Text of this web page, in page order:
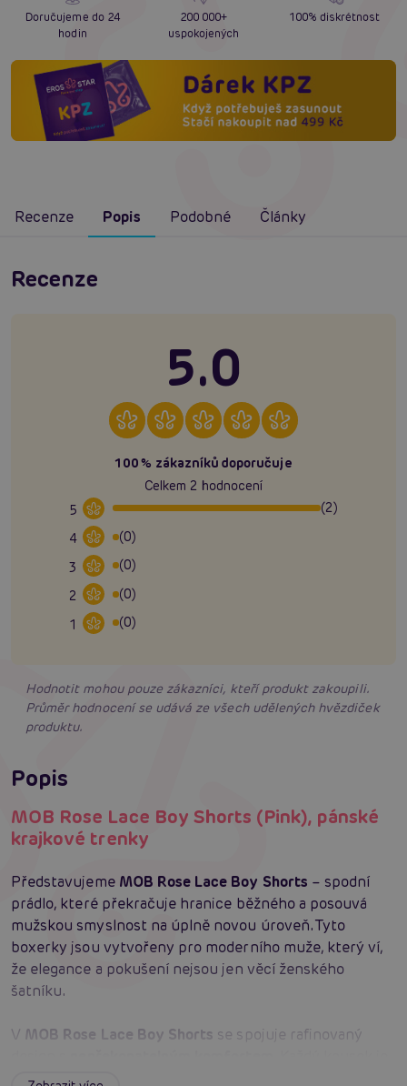
Doručujeme do 24
hodin
200 000+
uspokojených
100% diskrétnost
Recenze Popis Podobné Články
Recenze
5.0
100% zákazníků doporučuje
Celkem 2 hodnocení
5
(2)
4
(0)
3
(0)
2
(0)
1
(0)
Hodnotit mohou pouze zákazníci, kteří produkt zakoupili.
Průměr hodnocení se udává ze všech udělených hvězdiček
produktu.
Popis
MOB Rose Lace Boy Shorts (Pink), pánské
krajkové trenky
Představujeme MOB Rose Lace Boy Shorts – spodní
prádlo, které překračuje hranice běžného a posouvá
mužskou smyslnost na úplně novou úroveň. Tyto
boxerky jsou vytvořeny pro moderního muže, který ví,
že elegance a pokušení nejsou jen věcí ženského
šatníku.
V MOB Rose Lace Boy Shorts se spojuje rafinovaný
pečlivě ušitý